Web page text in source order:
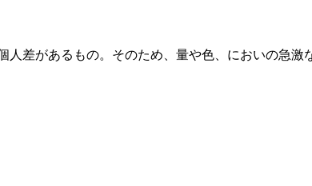
差があるもの。そのため、量や色、においの急激